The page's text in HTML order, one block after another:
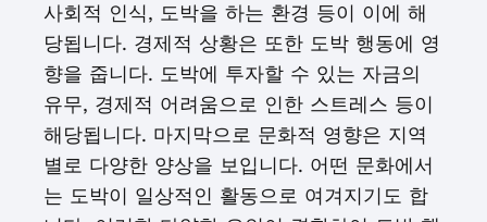
사회적 인식, 도박을 하는 환경 등이 이에 해
당됩니다. 경제적 상황은 또한 도박 행동에 영
향을 줍니다. 도박에 투자할 수 있는 자금의
유무, 경제적 어려움으로 인한 스트레스 등이
해당됩니다. 마지막으로 문화적 영향은 지역
별로 다양한 양상을 보입니다. 어떤 문화에서
는 도박이 일상적인 활동으로 여겨지기도 합